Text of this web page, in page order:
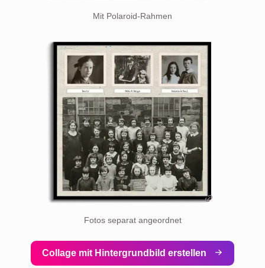
Mit Polaroid-Rahmen
Fotos separat angeordnet
Collage mit Hintergrundbild erstellen